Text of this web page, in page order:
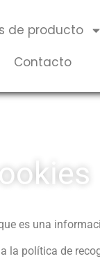
de producto
Contacto
es una
la política de